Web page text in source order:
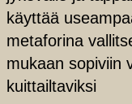
käyttää
metaforina
mukaan sopiviin
kuittailtaviksi